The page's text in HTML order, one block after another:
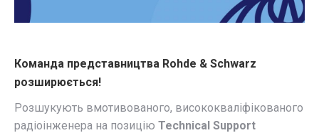
Команда представництва Rohde & Schwarz
розширюється!
Розшукують вмотивованого, висококваліфікованого
радіоінженера на позицію Technical Support